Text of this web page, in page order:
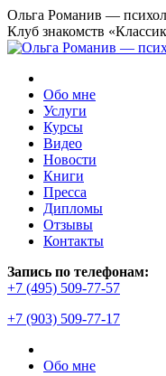
Перейти
к
содержанию
Ольга Романив —
Клуб знакомств
Обо мне
Услуги
Курсы
Видео
Новости
Книги
Пресса
Дипломы
Отзывы
Контакты
Запись по телефонам:
+7 (495) 509-77-57
+7 (903) 509-77-17
Обо мне